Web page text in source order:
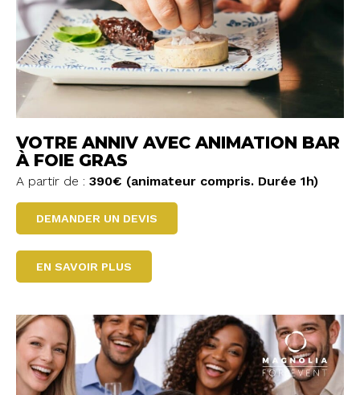
VOTRE ANNIV AVEC ANIMATION BAR
À FOIE GRAS
A partir de : 390€ (animateur compris. Durée 1h)
DEMANDER UN DEVIS
EN SAVOIR PLUS